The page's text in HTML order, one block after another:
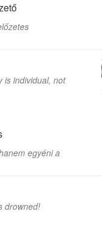
is individual, not
egyéni a
drowned!